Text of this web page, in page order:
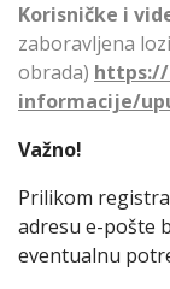
Korisničke i
zaboravljena
obrada) https://
informacije/
Važno!
Prilikom
adresu e-pošte
eventualnu